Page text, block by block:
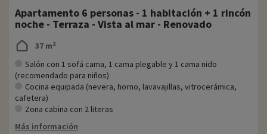
Apartamento 6 personas - 1 habitación + 1 rincón
noche - Terraza - Vista al mar - Renovado
37 m²
Salón con 1 sofá cama, 1 cama plegable y 1 cama nido
(recomendado para niños)
Cocina equipada (nevera, horno, lavavajillas, vitrocerámica,
cafetera)
Zona cabina con 2 literas
Más información